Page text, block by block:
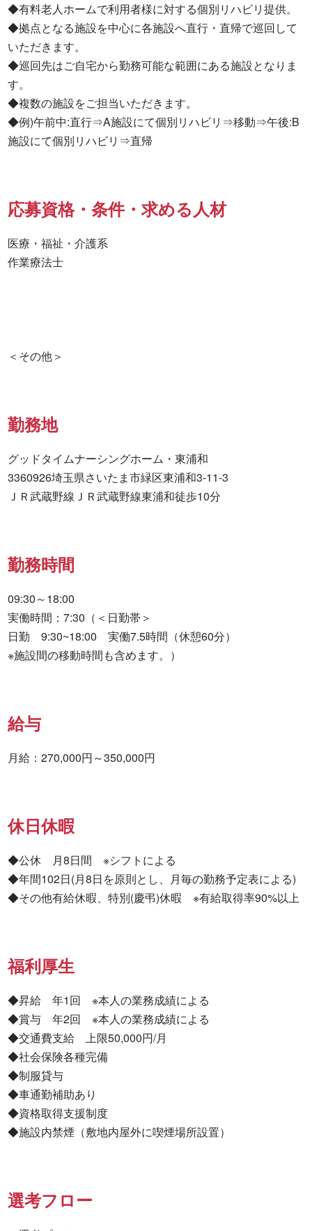
◆有料老人ホームで利用者様に対する個別リハビリ提供。
◆拠点となる施設を中心に各施設へ直行・直帰で巡回して
いただきます。
◆巡回先はご自宅から勤務可能な範囲にある施設となりま
す。
◆複数の施設をご担当いただきます。
◆例)午前中:直行⇒A施設にて個別リハビリ⇒移動⇒午後:B
施設にて個別リハビリ⇒直帰
応募資格・条件・求める人材
医療・福祉・介護系
作業療法士
勤務地
グッドタイムナーシングホーム・東浦和
3360926埼玉県さいたま市緑区東浦和3-11-3
ＪＲ武蔵野線ＪＲ武蔵野線東浦和徒歩10分
勤務時間
09:30～18:00
実働時間：7:30（＜日勤帯＞
日勤　9:30~18:00　実働7.5時間（休憩60分）
※施設間の移動時間も含めます。）
給与
月給：270,000円～350,000円
休日休暇
◆公休　月8日間　※シフトによる
◆年間102日(月8日を原則とし、月毎の勤務予定表による)
◆その他有給休暇、特別(慶弔)休暇　※有給取得率90%以上
福利厚生
◆昇給　年1回　※本人の業務成績による
◆賞与　年2回　※本人の業務成績による
◆交通費支給　上限50,000円/月
◆社会保険各種完備
◆制服貸与
◆車通勤補助あり
◆資格取得支援制度
◆施設内禁煙（敷地内屋外に喫煙場所設置）
選考フロー